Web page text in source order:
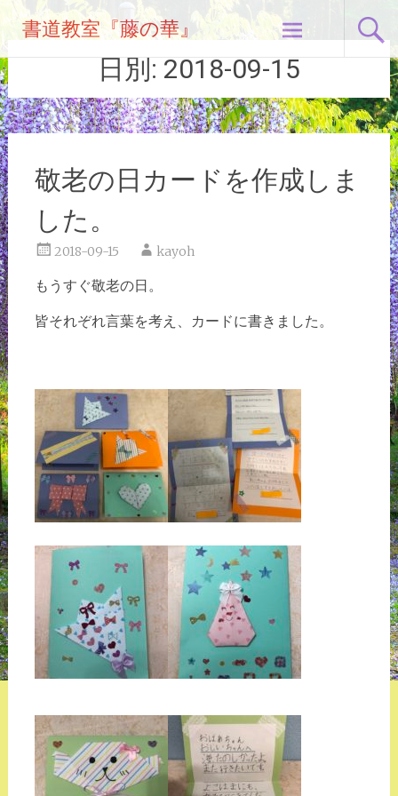
テ
ン
ツ
へ
ス
キ
ッ
プ
書道教室『藤の華』
日別: 2018-09-15
敬老の日カードを作成しま
した。
2018-09-15 kayoh
もうすぐ敬老の日。
皆それぞれ言葉を考え、カードに書きました。